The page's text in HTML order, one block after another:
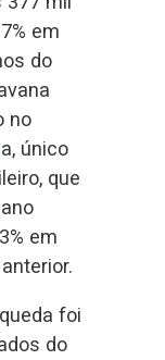
em
do
no
único
que
em
foi
do